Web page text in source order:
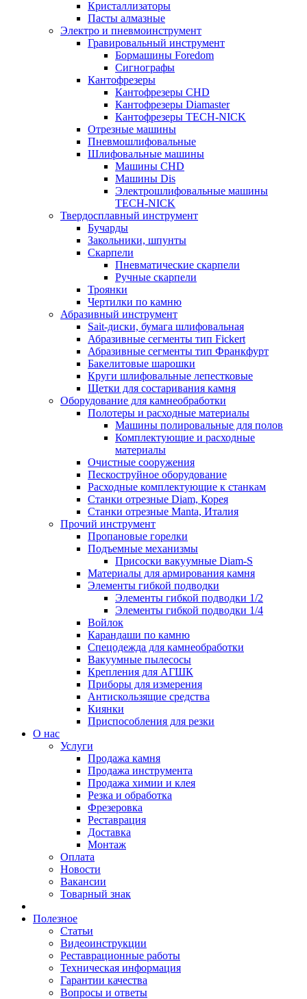
Кристаллизаторы
Пасты алмазные
Электро и пневмоинструмент
Гравировальный инструмент
Бормашины Foredom
Сигнографы
Кантофрезеры
Кантофрезеры CHD
Кантофрезеры Diamaster
Кантофрезеры TECH-NICK
Отрезные машины
Пневмошлифовальные
Шлифовальные машины
Машины CHD
Машины Dis
Электрошлифовальные машины
TECH-NICK
Твердосплавный инструмент
Бучарды
Закольники, шпунты
Скарпели
Пневматические скарпели
Ручные скарпели
Троянки
Чертилки по камню
Абразивный инструмент
Sait-диски, бумага шлифовальная
Абразивные сегменты тип Fickert
Абразивные сегменты тип Франкфурт
Бакелитовые шарошки
Круги шлифовальные лепестковые
Щетки для состаривания камня
Оборудование для камнеобработки
Полотеры и расходные материалы
Машины полировальные для полов
Комплектующие и расходные
материалы
Очистные сооружения
Пескоструйное оборудование
Расходные комплектующие к станкам
Станки отрезные Diam, Корея
Станки отрезные Manta, Италия
Прочий инструмент
Пропановые горелки
Подъeмные механизмы
Присоски вакуумные Diam-S
Материалы для армирования камня
Элементы гибкой подводки
Элементы гибкой подводки 1/2
Элементы гибкой подводки 1/4
Войлок
Карандаши по камню
Спецодежда для камнеобработки
Вакуумные пылесосы
Крепления для АГШК
Приборы для измерения
Антискользящие средства
Киянки
Приспособления для резки
О нас
Услуги
Продажа камня
Продажа инструмента
Продажа химии и клея
Резка и обработка
Фрезеровка
Реставрация
Доставка
Монтаж
Оплата
Новости
Вакансии
Товарный знак
Полезное
Статьи
Видеоинструкции
Реставрационные работы
Техническая информация
Гарантии качества
Вопросы и ответы